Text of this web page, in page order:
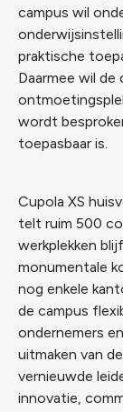
campus wil
praktische
Daarmee wil de
wordt
toepasbaar is.
Cupola XS
telt ruim 500
werkplekken
monumentale
nog enkele
de campus
ondernemers
uitmaken van
vernieuwde
innovatie,